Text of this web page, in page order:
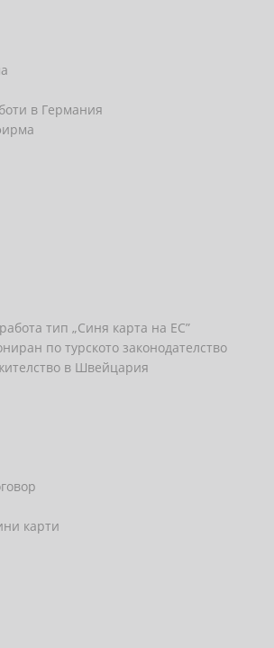
в Германия
тип „Синя карта на ЕС”
по турското законодателство
в Швейцария
карти